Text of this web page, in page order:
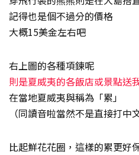
記得也是個不過分的價格
大概15美金左右吧
右上圖的各種項鍊呢
則是夏威夷的各飯店或景點送
在當地夏威夷與稱為「累」
（同讀音啦當然不是直接打中
比起鮮花花圈，這樣的累更好